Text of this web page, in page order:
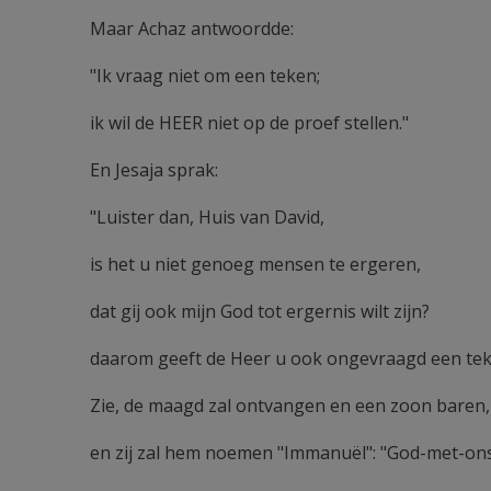
Maar Achaz antwoordde:
"Ik vraag niet om een teken;
ik wil de HEER niet op de proef stellen."
En Jesaja sprak:
"Luister dan, Huis van David,
is het u niet genoeg mensen te ergeren,
dat gij ook mijn God tot ergernis wilt zijn?
daarom geeft de Heer u ook ongevraagd een
Zie, de maagd zal ontvangen en een zoon baren,
en zij zal hem noemen "Immanuël": "God-met-